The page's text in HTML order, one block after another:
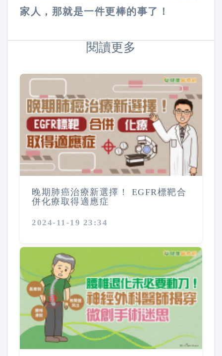
家人，那就是一件更棒的事了！
閱讀更多
晚期肺癌治療新選擇！ EGFR標靶合
併化療取得適應症
2024-11-19 23:34